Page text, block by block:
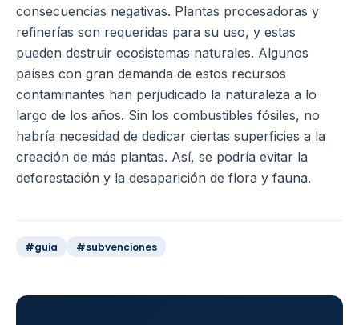
consecuencias negativas. Plantas procesadoras y
refinerías son requeridas para su uso, y estas
pueden destruir ecosistemas naturales. Algunos
países con gran demanda de estos recursos
contaminantes han perjudicado la naturaleza a lo
largo de los años. Sin los combustibles fósiles, no
habría necesidad de dedicar ciertas superficies a la
creación de más plantas. Así, se podría evitar la
deforestación y la desaparición de flora y fauna.
#guia #subvenciones